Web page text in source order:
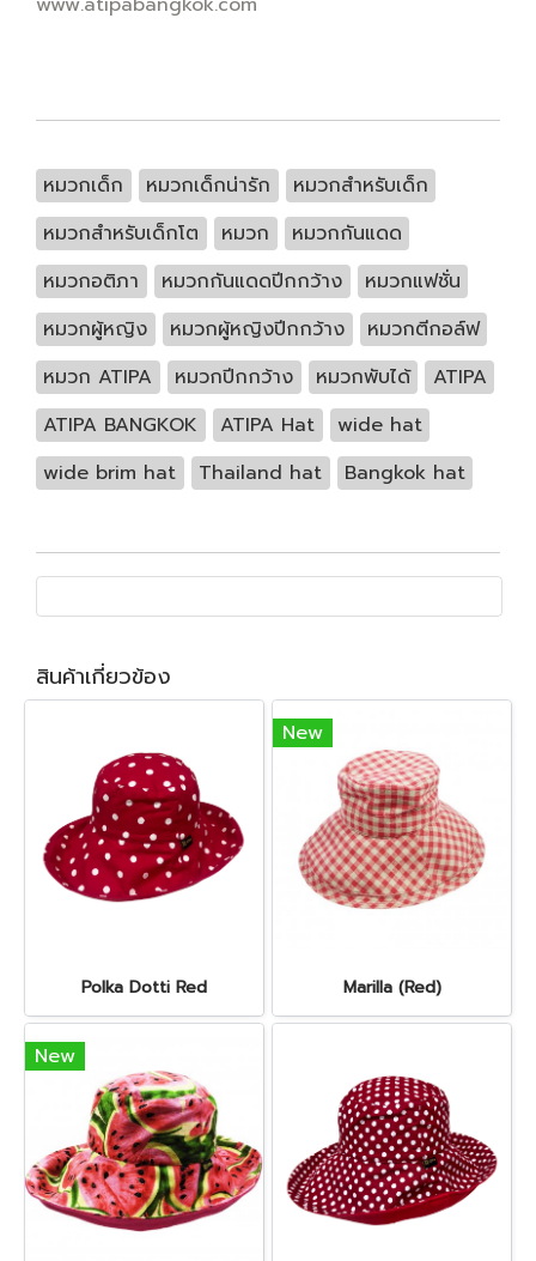
หมวกเด็ก หมวกเด็กน่ารัก
หมวกสำหรับเด็ก
หมวกสำหรับเด็กโต
หมวก
หมวกกันแดด
หมวกอติภา
หมวกกันแดดปีกกว้าง
หมวกแฟชั่น
หมวกผู้หญิง
หมวกผู้หญิงปีกกว้าง
หมวกตีกอล์ฟ
หมวก ATIPA
หมวกปีกกว้าง หมวกพับได้
ATIPA
ATIPA BANGKOK
ATIPA Hat
wide hat
wide brim hat
Thailand hat Bangkok hat
สินค้าเกี่ยวข้อง
Polka Dotti Red
New
Marilla (Red)
New